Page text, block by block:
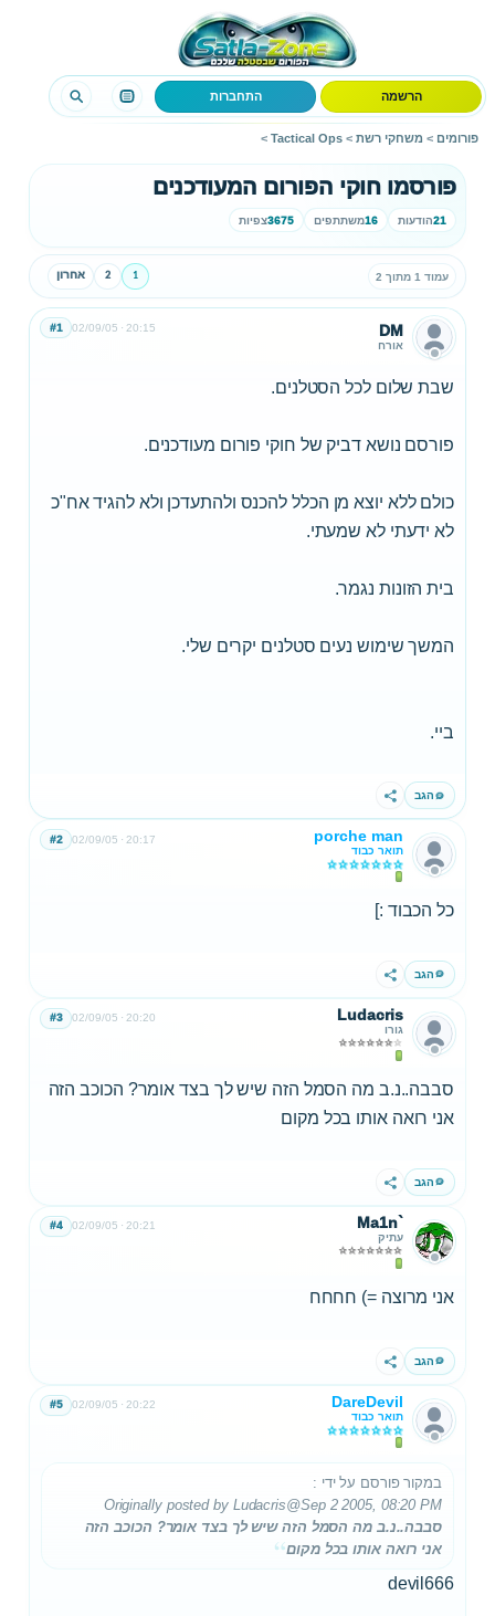
הרשמה התחברות
פורומים > משחקי רשת >
Tactical Ops
>
פורסמו חוקי הפורום המעודכנים
21הודעות 16משתתפים 3675צפיות
עמוד 1 מתוך 2 1
2 אחרון
DM
אורח
02/09/05 20:15
#1
שבת שלום לכל הסטלנים.
פורסם נושא דביק של חוקי פורום מעודכנים.
כולם ללא יוצא מן הכלל להכנס ולהתעדכן ולא להגיד אח"כ
לא ידעתי לא שמעתי.
בית הזונות נגמר.
המשך שימוש נעים סטלנים יקרים שלי.
ביי.
הגב שתף
porche man
תואר כבוד
02/09/05 20:17
#2
כל הכבוד :]
הגב שתף
Ludacris
גורו
02/09/05 20:20
#3
סבבה..נ.ב מה הסמל הזה שיש לך בצד אומר? הכוכב הזה
אני רואה אותו בכל מקום
הגב שתף
Ma1n`
עתיק
02/09/05 20:21
#4
אני מרוצה =) חחחח
הגב שתף
DareDevil
תואר כבוד
02/09/05 20:22
#5
במקור פורסם על ידי :
Originally posted by Ludacris@Sep 2 2005, 08:20 PM
סבבה..נ.ב מה הסמל הזה שיש לך בצד אומר? הכוכב הזה
אני רואה אותו בכל מקום
devil666